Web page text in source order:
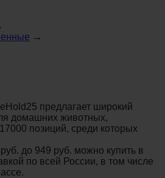
→
предлагает широкий
домашних животных,
позиций, среди которых
до 949 руб. можно купить в
по всей России, в том числе